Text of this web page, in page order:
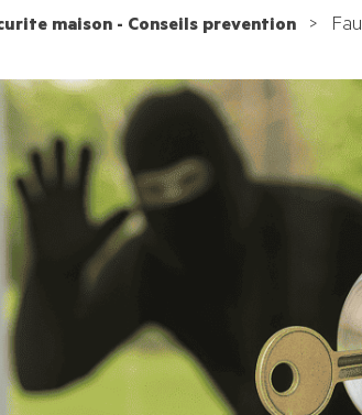
maison - Conseils prevention